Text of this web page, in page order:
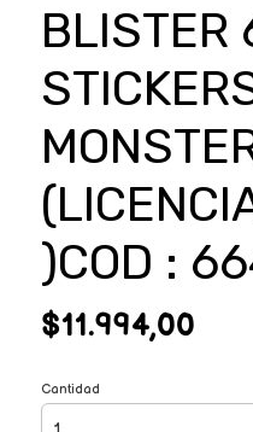
BLISTER
)COD :
$11.994,00
Cantidad